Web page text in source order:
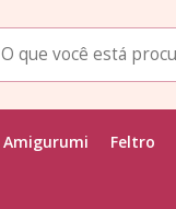
Amigurumi Feltro